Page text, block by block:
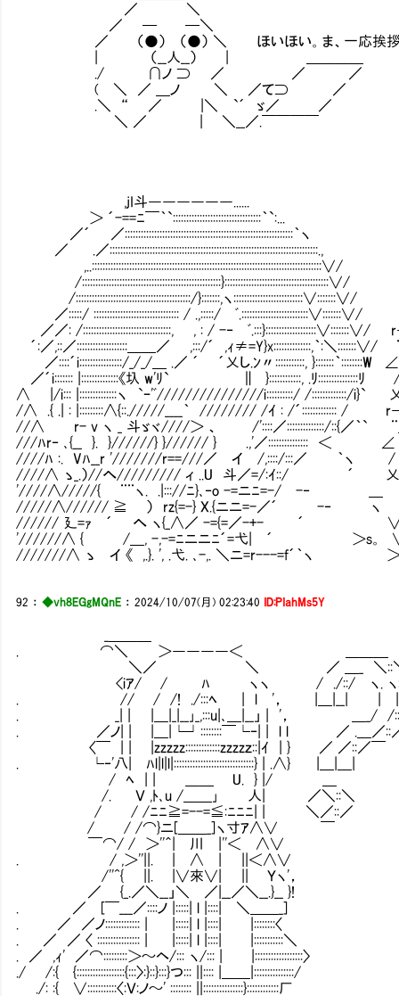
／ ＼
／ ─ ─＼
／ （●） （●） ＼ ほいほい。ま、一応挨拶はし
| （__人__） | ＿＿＿＿
./ ∩ノ ⊃ ／ ／ ／
( ＼ ／ ＿ノ ＼ ／て⊃ ／
.＼ “ ／ |＼ `´ ゞ／ ／
＼ ／ | ＼__／.￣￣￣￣
,jI斗――――――......
＞ ´-==ﾆ￣｀`:::::::::::::::::::::::::::::::::｀
／´ ／:::::::::::::::::::::::::::::::::::::::::::::::::::::::::::::::
／ .／
/
/:::::::::::::::::::::::::::::::::::::::::::/}:::::::,ヽ::::::::::::::::::::::::::∨:::::::∨/
／:::::/ :::::::::::::::::::::::::::::::: / .,:::::/ ﾞ.:::::::::::::::::::::::::∨:::::::∨/
／／: /:::::::::::::::::::::::::::::::::, , : / -‐ ﾞ
´:／,::／:::::::::::::::::::＿＿／ ,:::/´ ,ｨ≠=Y}x::::::::::::::,｀:＼:::::::∨/
／::::´i::::::::::::::::/_/_/＿ .／ ´ ´乂し.ﾝ〃:::::::::::, }:::::::｀
／´i::::::: |::::::::::::::《圦 w'ﾘ` ∥ }::::::::::::, .ﾘ:::::::::::::::
∧ |/i::: |::::::::::::::ヽ `ｰ'ﾞ///////////////i::::::::::/ /:::::::::::::/i}`
/∧ .{ .| : |:::::::::∧{::./////____｀ //////// /ｲ : /
//∧ r- v ヽ _ 斗ゞヾ////＞ 、 /'::::／::::::::::::::/::{／｀` ¨_
///ﾊr‐ ､{__ }. }//////} }////// } .,'／::::::::::::::: ＜ ∠
////ﾊ :. Vﾊ__r '///////r==///／ イ /,::::/:::／ ｀ヽ /
////∧ ゝ_.）//へ///////// ィ ..U 斗／=/:ｲ::/ ´ 乂
'////∧/////{ ¨¨ヽ. .|::://ﾆ}､‐o -=ニﾆ=-/ -‐
/////∧////// ≧ ） rz{=-} X.{ニニ=-／´ -‐ ヽ
////// 廴=ｧ ´ へ ヽ{_∧／ -={=／-+- ´
'//////∧ { /＿, -,-=ﾆニニﾆ´=弋| ´ ＞s。
///////∧ ゝ イ 《 ,.}. ', .弋. ､-,. ＼ニ=r---=f´｀ヽ ＞
92 ：◆vh8EGgMQnE ：2024/10/07(月) 02:23:40 ID:PIahMs5Y
. ⌒＼ ＞――――＜ ＿＿＿
＼／ ＼ ／ ＿_ ＼::
<iｱ/ / ﾊ ヽヽ / ./::/ ヽ. ヽ::
. // / /! ./:::ﾍ | l '， |＿|__| |
. _| | |＿|_|__｣_,:::u|､＿|__」 | '， ＿_/ /
. ／ノ| | |＿|└┘::::::::￣└‐| | l l ／ .＿／::
〈￣ | | |zzzzz:::::::::::::zzzzｚ::|ｲ | } ／ ／::／￣
. └‐'八| ﾊl|l|l|::::::::::::::::::::::::::::::} | .∧} |＿|＿|
/ ﾍ | | ＿＿ U. } |/ ＿
/. Ｖ ,ﾄ､u /＿＿｣ 人| ／＼::＼
/ / /ﾆﾆ≧=--=≦:ﾆﾆﾆ| | ＼／::／
/ / /⌒}ニ[＿＿_]ヽ寸ｱ∧∨ ￣
￣⌒/ / ＞''＾| 川 |''＜ ∧∨
. / ,＞''||. | ∧ | ||＜∧∨
/''^{ ||. |∨來∨| || Ｙヽ'，
／ {_.／＼__」＼ ／|__／＼__.}__ }!
. ／ [￣___／::::ノ |:::::| l |::::| ＼＿＿_]
. ／ ／ノ::::::::::::: | |:::::| l |::::| |::::::::〈
. ／ ／ 〈 :::::::::::::::: | |:::::| l |::::| |:::::::::::＼
. ／ ,ｨ' ／⌒:::::::::＞～ヘ/::: ヽ/::: | |::::::::::::::::::〉
./ /:{ {::::::::::::::::::{:::〉:}::}:::}つ::: ||:::: |＿＿|:::::::::::::::/
./: :{ ∨:::::::::::〈:Ｖ:ノ～' :::::::: ||:::::::::::::::}::::::::::::厂